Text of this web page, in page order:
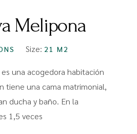
Melipona
Size: 21 M2
es una acogedora habitación
tiene una cama matrimonial,
ducha y baño. En la
1,5 veces